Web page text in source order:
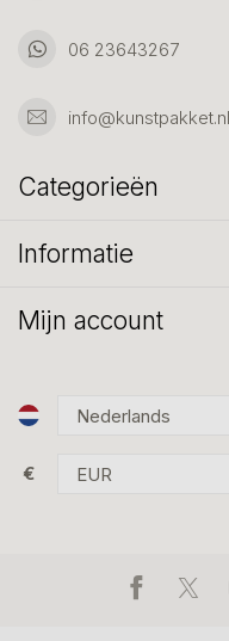
06 23643267
info@kunstpakket.nl
Categorieën
Informatie
Mijn account
€